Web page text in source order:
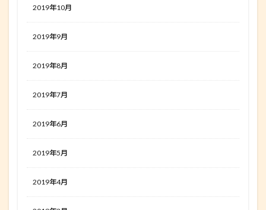
2019年10月
2019年9月
2019年8月
2019年7月
2019年6月
2019年5月
2019年4月